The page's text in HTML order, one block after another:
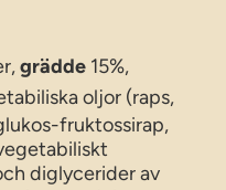
grädde 15%,
oljor (raps,
fruktossirap,
diglycerider av